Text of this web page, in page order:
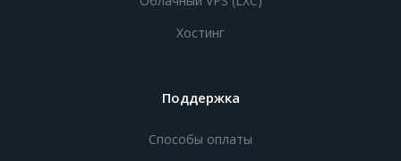
Хостинг
Поддержка
Способы оплаты